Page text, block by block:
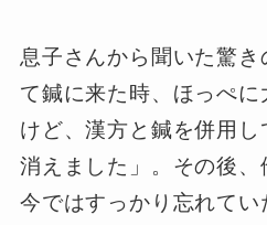
息子さんから聞いた驚
て鍼に来た時、ほっぺ
けど、漢方と鍼を併用
消えました」。その後、
今ではすっかり忘れてい